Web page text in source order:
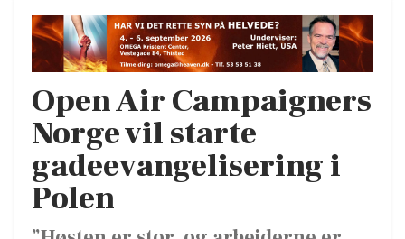
Open Air Campaigners
Norge vil starte
gadeevangelisering i
Polen